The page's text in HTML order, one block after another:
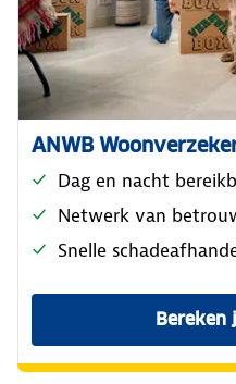
ANWB
Dag en nacht
Netwerk van
Snelle
Bereken